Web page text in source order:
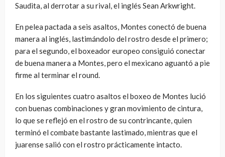
Saudita, al derrotar a su rival, el inglés Sean Arkwright.
En pelea pactada a seis asaltos, Montes conectó de buena
manera al inglés, lastimándolo del rostro desde el primero;
para el segundo, el boxeador europeo consiguió conectar
de buena manera a Montes, pero el mexicano aguantó a pie
firme al terminar el round.
En los siguientes cuatro asaltos el boxeo de Montes lució
con buenas combinaciones y gran movimiento de cintura,
lo que se reflejó en el rostro de su contrincante, quien
terminó el combate bastante lastimado, mientras que el
juarense salió con el rostro prácticamente intacto.